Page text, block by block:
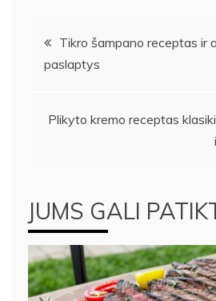
Navigacija
tarp
įrašų
Tikro šampano receptas ir
paslaptys
Plikyto kremo receptas
JUMS GALI